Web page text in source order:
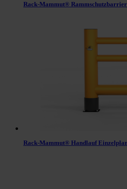
Rack-Mammut®
Rack-Mammut® Handlauf